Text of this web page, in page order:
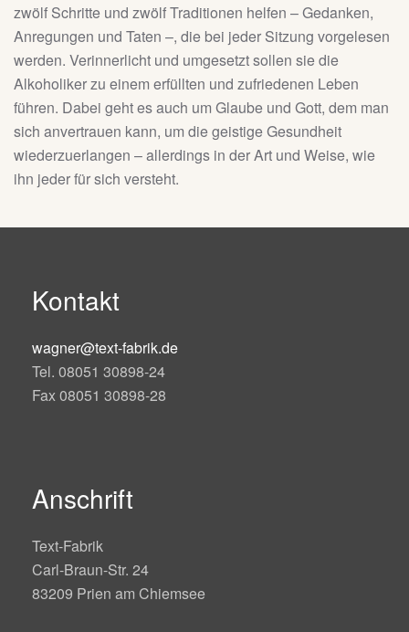
zwölf Schritte und zwölf Traditionen helfen – Gedanken,
Anregungen und Taten –, die bei jeder Sitzung vorgelesen
werden. Verinnerlicht und umgesetzt sollen sie die
Alkoholiker zu einem erfüllten und zufriedenen Leben
führen. Dabei geht es auch um Glaube und Gott, dem man
sich anvertrauen kann, um die geistige Gesundheit
wiederzuerlangen – allerdings in der Art und Weise, wie
ihn jeder für sich versteht.
Kontakt
wagner@text-fabrik.de
Tel. 08051 30898-24
Fax 08051 30898-28
Anschrift
Text-Fabrik
Carl-Braun-Str. 24
83209 Prien am Chiemsee